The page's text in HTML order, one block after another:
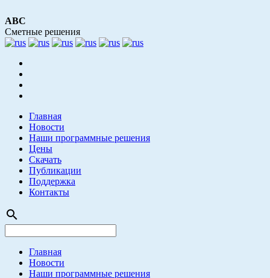
АВС
Сметные решения
Главная
Новости
Наши программные решения
Цены
Скачать
Публикации
Поддержка
Контакты
search
Главная
Новости
Наши программные решения